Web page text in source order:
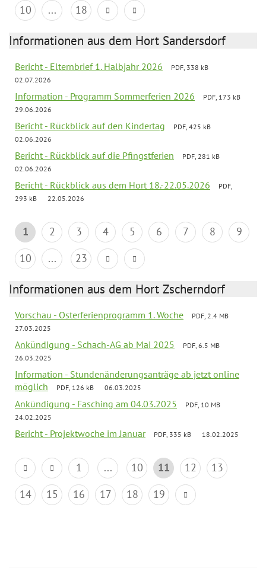
10
... 18
Informationen aus dem Hort Sandersdorf
Bericht - Elternbrief 1. Halbjahr 2026
PDF, 338 kB
02.07.2026
Information - Programm Sommerferien 2026
PDF, 173 kB
29.06.2026
Bericht - Rückblick auf den Kindertag
PDF, 425 kB
02.06.2026
Bericht - Rückblick auf die Pfingstferien
PDF, 281 kB
02.06.2026
Bericht - Rückblick aus dem Hort 18.-22.05.2026
PDF,
293 kB
22.05.2026
1 2 3 4 5 6 7 8
9
10
... 23
Informationen aus dem Hort Zscherndorf
Vorschau - Osterferienprogramm 1. Woche
PDF, 2.4 MB
27.03.2025
Ankündigung - Schach-AG ab Mai 2025
PDF, 6.5 MB
26.03.2025
Information - Stundenänderungsanträge ab jetzt online
möglich
PDF, 126 kB 06.03.2025
Ankündigung - Fasching am 04.03.2025
PDF, 10 MB
24.02.2025
Bericht - Projektwoche im Januar PDF, 335 kB 18.02.2025
1 ... 10 11 12
13
14
15 16 17 18 19